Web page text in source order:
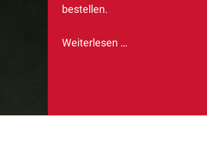
bestellen.
Weiterlesen …